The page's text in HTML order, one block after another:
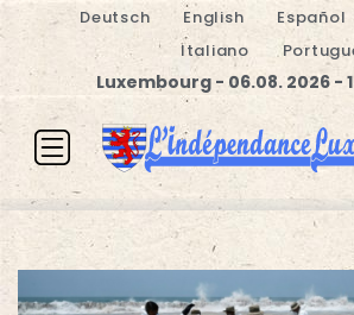
Deutsch English Español
Italiano
Luxembourg - 06.08. 2026 -